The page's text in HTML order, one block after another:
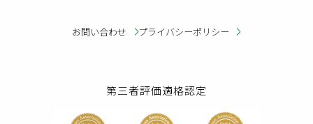
お問い合わせ プライバシーポリシー
第三者評価適格認定